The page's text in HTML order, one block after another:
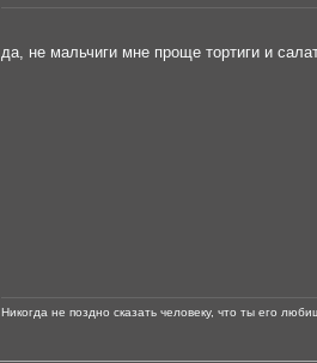
да, не мальчиги мне проще тортиги и
Никогда не поздно сказать человеку, что ты его